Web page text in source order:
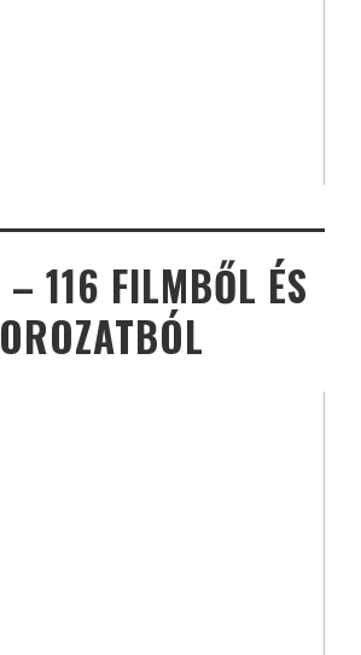
– 116 FILMBŐL ÉS